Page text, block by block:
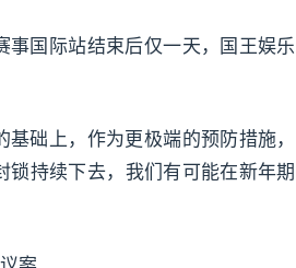
国际站结束后仅一天，国王娱乐
础上，作为更极端的预防措施，
持续下去，我们有可能在新年期